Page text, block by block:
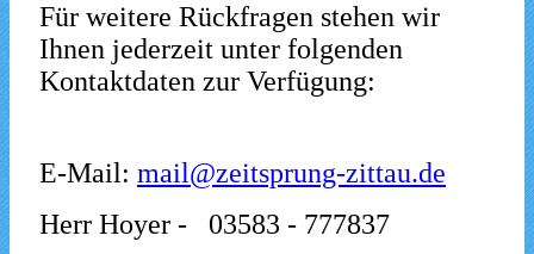
Für weitere Rückfragen stehen wir
Ihnen jederzeit unter folgenden
Kontaktdaten zur Verfügung:
E-Mail: mail@zeitsprung-zittau.de
Herr Hoyer - 03583 - 777837